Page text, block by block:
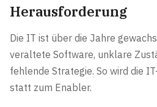
Herausforderung
Die IT ist über die Jahre
veraltete Software, unklare
fehlende Strategie. So wird die
statt zum Enabler.